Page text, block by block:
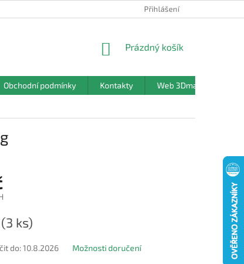
ÚDAJŮ Přihlášení
NÁKUPNÍ
Prázdný košík
Obchodní podmínky Kontakty Web 3Dmanufaktura.cz
(3 ks)
do: 10.8.2026 Možnosti doručení